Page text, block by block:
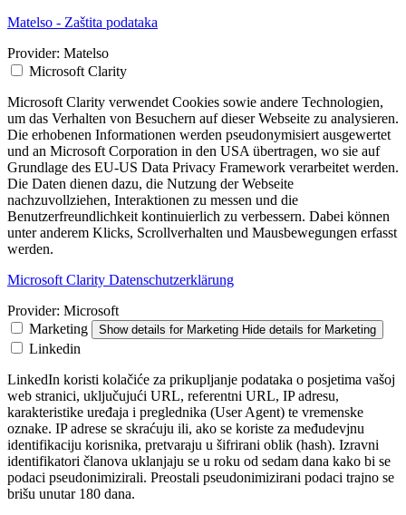
Matelso - Zaštita podataka
Provider: Matelso
Microsoft Clarity
Microsoft Clarity verwendet Cookies sowie andere Technologien,
um das Verhalten von Besuchern auf dieser Webseite zu analysieren.
Die erhobenen Informationen werden pseudonymisiert ausgewertet
und an Microsoft Corporation in den USA übertragen, wo sie auf
Grundlage des EU-US Data Privacy Framework verarbeitet werden.
Die Daten dienen dazu, die Nutzung der Webseite
nachzuvollziehen, Interaktionen zu messen und die
Benutzerfreundlichkeit kontinuierlich zu verbessern. Dabei können
unter anderem Klicks, Scrollverhalten und Mausbewegungen erfasst
werden.
Microsoft Clarity Datenschutzerklärung
Provider: Microsoft
Marketing
Show details for Marketing Hide details for Marketing
Linkedin
LinkedIn koristi kolačiće za prikupljanje podataka o posjetima vašoj
web stranici, uključujući URL, referentni URL, IP adresu,
karakteristike uređaja i preglednika (User Agent) te vremenske
oznake. IP adrese se skraćuju ili, ako se koriste za međudevjnu
identifikaciju korisnika, pretvaraju u šifrirani oblik (hash). Izravni
identifikatori članova uklanjaju se u roku od sedam dana kako bi se
podaci pseudonimizirali. Preostali pseudonimizirani podaci trajno se
brišu unutar 180 dana.